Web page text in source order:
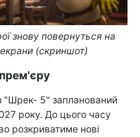
знову повернуться на
екрани (скриншот)
"Шрек- 5" запланований
року. До цього часу
розкриватиме нові